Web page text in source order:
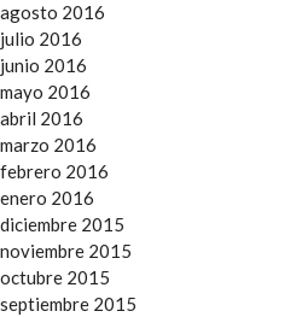
agosto 2016
julio 2016
junio 2016
mayo 2016
abril 2016
marzo 2016
febrero 2016
enero 2016
diciembre 2015
noviembre 2015
octubre 2015
septiembre 2015